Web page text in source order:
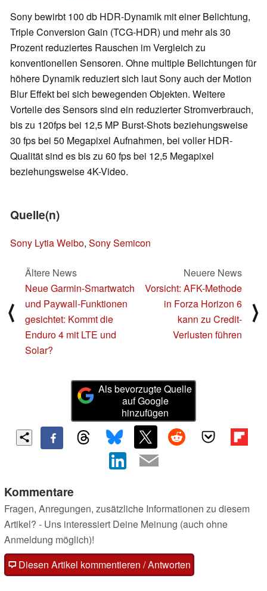
Sony bewirbt 100 db HDR-Dynamik mit einer Belichtung,
Triple Conversion Gain (TCG-HDR) und mehr als 30
Prozent reduziertes Rauschen im Vergleich zu
konventionellen Sensoren. Ohne multiple Belichtungen für
höhere Dynamik reduziert sich laut Sony auch der Motion
Blur Effekt bei sich bewegenden Objekten. Weitere
Vorteile des Sensors sind ein reduzierter Stromverbrauch,
bis zu 120fps bei 12,5 MP Burst-Shots beziehungsweise
30 fps bei 50 Megapixel Aufnahmen, bei voller HDR-
Qualität sind es bis zu 60 fps bei 12,5 Megapixel
beziehungsweise 4K-Video.
Quelle(n)
Sony Lytia Weibo, Sony Semicon
⟨
Ältere News
Neue Garmin-Smartwatch
und Paywall-Funktionen
gesichtet: Kommt die
Enduro 4 mit LTE und
Solar?
Neuere News
Vorsicht: AFK-Methode
in Forza Horizon 6
kann zu Credit-
Verlusten führen
⟩
Als bevorzugte Quelle
auf Google
hinzufügen
Kommentare
Fragen, Anregungen, zusätzliche Informationen zu diesem
Artikel? - Uns interessiert Deine Meinung (auch ohne
Anmeldung möglich)!
Diesen Artikel kommentieren / Antworten